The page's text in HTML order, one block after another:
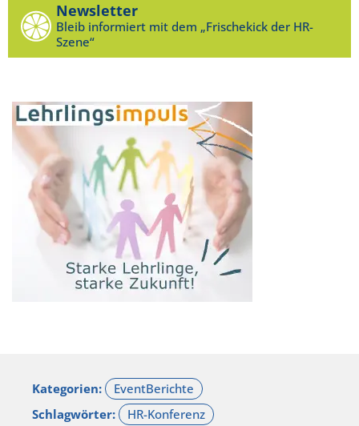
Newsletter
Bleib informiert mit dem „Frischekick der HR-
Szene“
Kategorien:
Schlagwörter: